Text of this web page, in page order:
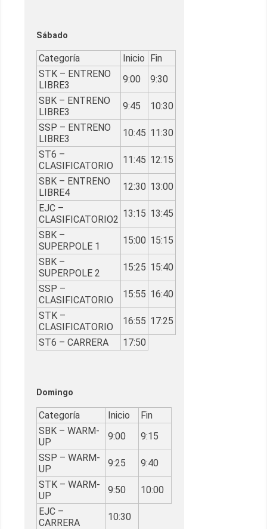
Sábado
Categoría Inicio
Fin
STK – ENTRENO
LIBRE3
9:00
9:30
SBK – ENTRENO
LIBRE3
9:45
10:30
SSP – ENTRENO
LIBRE3
10:45 11:30
ST6 –
CLASIFICATORIO
11:45 12:15
SBK – ENTRENO
LIBRE4
12:30 13:00
EJC –
CLASIFICATORIO2
13:15 13:45
SBK –
SUPERPOLE 1
15:00 15:15
SBK –
SUPERPOLE 2
15:25 15:40
SSP –
CLASIFICATORIO
15:55 16:40
STK –
CLASIFICATORIO
16:55 17:25
ST6 – CARRERA
17:50
Domingo
Categoría Inicio
Fin
SBK – WARM-
UP
9:00
9:15
SSP – WARM-
UP
9:25
9:40
STK – WARM-
UP
9:50
10:00
EJC –
CARRERA
10:30